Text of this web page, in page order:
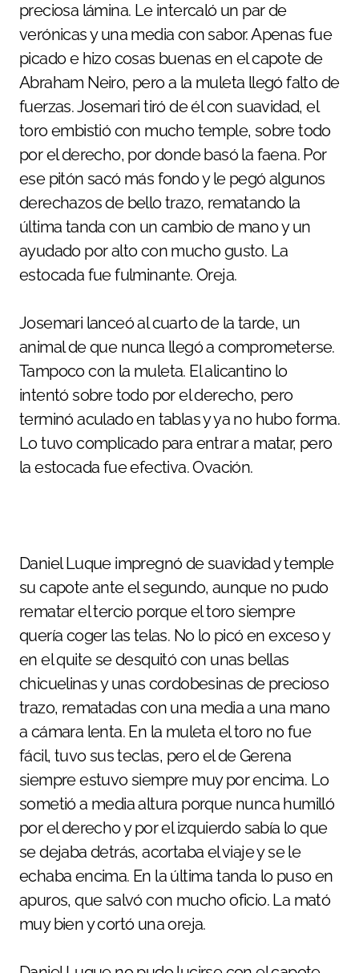
preciosa lámina. Le intercaló un par de
verónicas y una media con sabor. Apenas fue
picado e hizo cosas buenas en el capote de
Abraham Neiro, pero a la muleta llegó falto de
fuerzas. Josemari tiró de él con suavidad, el
toro embistió con mucho temple, sobre todo
por el derecho, por donde basó la faena. Por
ese pitón sacó más fondo y le pegó algunos
derechazos de bello trazo, rematando la
última tanda con un cambio de mano y un
ayudado por alto con mucho gusto. La
estocada fue fulminante. Oreja.
Josemari lanceó al cuarto de la tarde, un
animal de que nunca llegó a comprometerse.
Tampoco con la muleta. El alicantino lo
intentó sobre todo por el derecho, pero
terminó aculado en tablas y ya no hubo forma.
Lo tuvo complicado para entrar a matar, pero
la estocada fue efectiva. Ovación.
Daniel Luque impregnó de suavidad y temple
su capote ante el segundo, aunque no pudo
rematar el tercio porque el toro siempre
quería coger las telas. No lo picó en exceso y
en el quite se desquitó con unas bellas
chicuelinas y unas cordobesinas de precioso
trazo, rematadas con una media a una mano
a cámara lenta. En la muleta el toro no fue
fácil, tuvo sus teclas, pero el de Gerena
siempre estuvo siempre muy por encima. Lo
sometió a media altura porque nunca humilló
por el derecho y por el izquierdo sabía lo que
se dejaba detrás, acortaba el viaje y se le
echaba encima. En la última tanda lo puso en
apuros, que salvó con mucho oficio. La mató
muy bien y cortó una oreja.